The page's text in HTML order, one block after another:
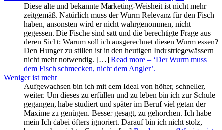
Diese alte und bekannte Marketing-Weisheit ist nicht mehr
zeitgemäß. Natürlich muss der Wurm Relevanz für den Fisch
haben, ansonsten wird er nicht wahrgenommen, nicht
gegessen. Die Fische sind satt und die berechtigte Frage aus
deren Sicht: Warum soll ich ausgerechnet diesen Wurm essen?
Den Hunger zu stillen ist in den heutigen Industriegewässern
nicht mehr notwendig. […] Read more – ‘Der Wurm muss
dem Fisch schmecken, nicht dem Angler’.
Weniger ist mehr
Aufgewachsen bin ich mit dem Ideal von höher, schneller,
weiter. Um dieses zu erfüllen und zu leben bin ich zur Schule
gegangen, habe studiert und später im Beruf viel getan der
Maxime zu genügen. Besser gesagt, zu gehorchen. Ich habe
mein Ich dabei öfters ignoriert. Darauf bin ich nicht stolz,